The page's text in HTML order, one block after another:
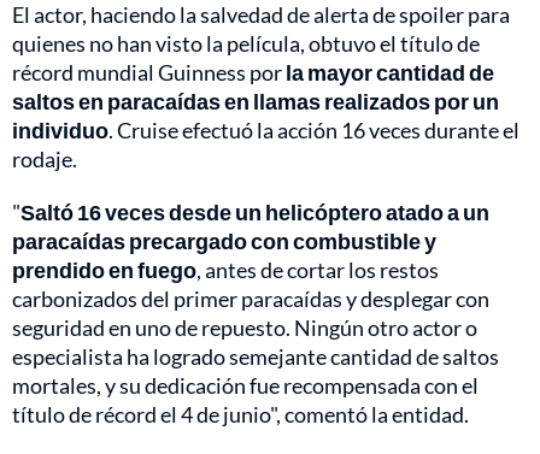
El actor, haciendo la salvedad de alerta de spoiler para
quienes no han visto la película, obtuvo el título de
récord mundial Guinness porla mayor cantidad de
saltos en paracaídas en llamas realizados por un
individuo. Cruise efectuó la acción 16 veces durante el
rodaje.
"Saltó 16 veces desde un helicóptero atado a un
paracaídas precargado con combustible y
prendido en fuego, antes de cortar los restos
carbonizados del primer paracaídas y desplegar con
seguridad en uno de repuesto. Ningún otro actor o
especialista ha logrado semejante cantidad de saltos
mortales, y su dedicación fue recompensada con el
título de récord el 4 de junio", comentó la entidad.